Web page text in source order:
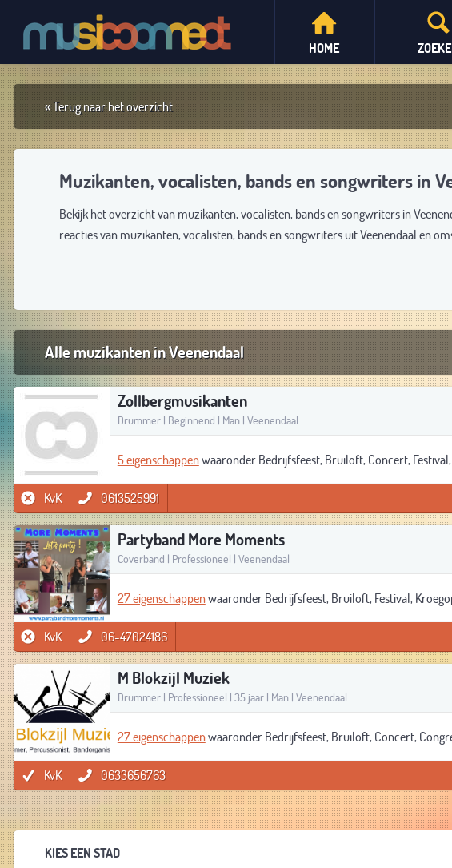
HOME
« Terug naar het overzicht
Muzikanten, vocalisten, bands en songwriters in
Bekijk het overzicht van muzikanten, vocalisten, bands en songwriters in
reacties van muzikanten, vocalisten, bands en songwriters uit Veenendaal en
Alle muzikanten in Veenendaal
Zollbergmusikanten
Drummer | Beginnend | Man | Veenendaal
5 eigenschappenwaaronder Bedrijfsfeest, Bruiloft, Concert,
KvK 0613525991
Partyband More Moments
Coverband | Professioneel | Veenendaal
27 eigenschappenwaaronder Bedrijfsfeest, Bruiloft, Festival,
KvK 06-47024186
M Blokzijl Muziek
Drummer | Professioneel | 35 jaar | Man | Veenendaal
27 eigenschappenwaaronder Bedrijfsfeest, Bruiloft, Concert,
KvK 0633656763
KIES EEN STAD